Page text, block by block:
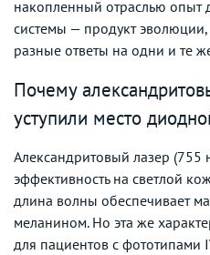
накопленный отраслью опыт
системы — продукт
разные ответы на одни и те
Почему
уступили место
Александритовый лазер (755
эффективность на светлой
длина волны обеспечивает
меланином. Но эта же
для пациентов с